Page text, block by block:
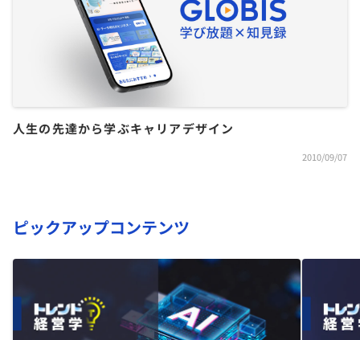
人生の先達から学ぶキャリアデザイン
2010/09/07
ピックアップコンテンツ